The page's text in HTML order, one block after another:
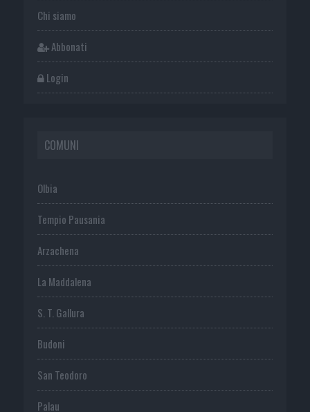
Chi siamo
Abbonati
Login
COMUNI
Olbia
Tempio Pausania
Arzachena
La Maddalena
S. T. Gallura
Budoni
San Teodoro
Palau